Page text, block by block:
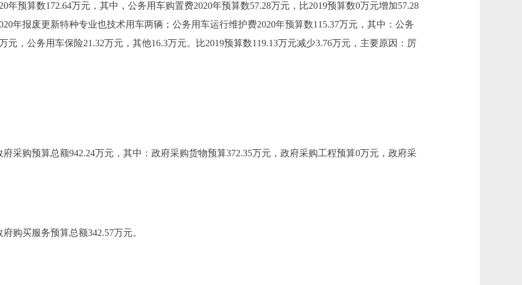
预算数172.64万元，其中，公务用车购置费2020年预算数57.28万元，比2019预算数0万元增加57.28
年报废更新特种专业也技术用车两辆；公务用车运行维护费2020年预算数115.37万元，其中：公务
元，公务用车保险21.32万元，其他16.3万元。比2019预算数119.13万元减少3.76万元，主要原因：厉
购预算总额942.24万元，其中：政府采购货物预算372.35万元，政府采购工程预算0万元，政府采
买服务预算总额342.57万元。